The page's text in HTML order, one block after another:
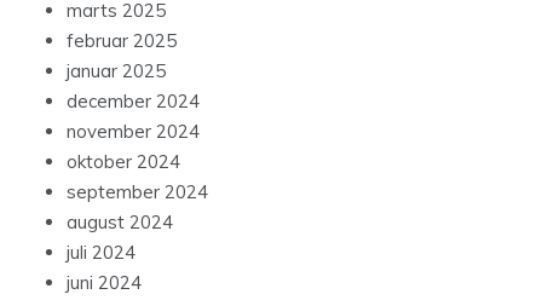
marts 2025
februar 2025
januar 2025
december 2024
november 2024
oktober 2024
september 2024
august 2024
juli 2024
juni 2024